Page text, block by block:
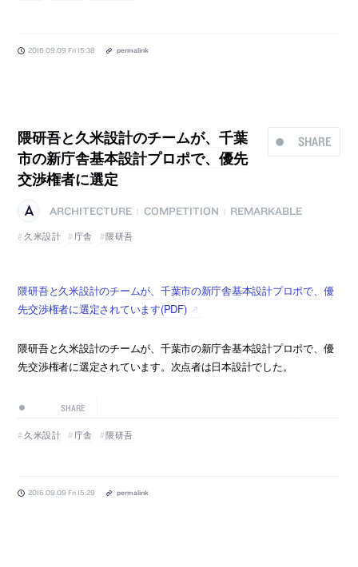
2016.09.09 Fri 15:38 permalink
SHARE
隈研吾と久米設計のチームが、千葉
市の新庁舎基本設計プロポで、優先
交渉権者に選定
ARCHITECTURE COMPETITION
REMARKABLE
久米設計
庁舎 隈研吾
隈研吾と久米設計のチームが、千葉市の新庁舎基本設計プロポで、優
先交渉権者に選定されています(PDF)
隈研吾と久米設計のチームが、千葉市の新庁舎基本設計プロポで、優
先交渉権者に選定されています。次点者は日本設計でした。
SHARE
久米設計 庁舎 隈研吾
2016.09.09 Fri 15:29 permalink